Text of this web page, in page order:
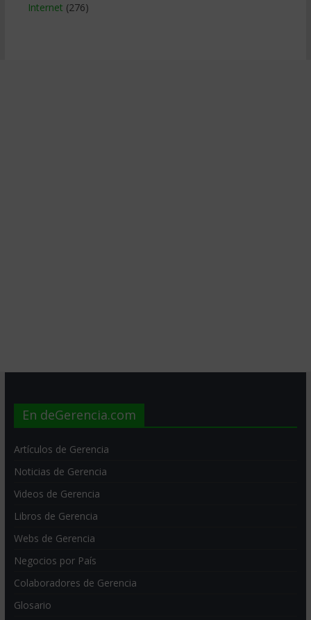
Internet (276)
En deGerencia.com
Artículos de Gerencia
Noticias de Gerencia
Videos de Gerencia
Libros de Gerencia
Webs de Gerencia
Negocios por País
Colaboradores de Gerencia
Glosario